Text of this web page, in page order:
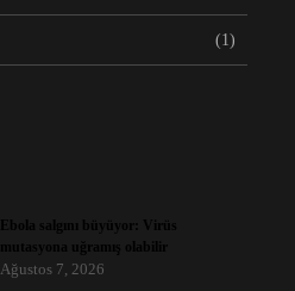
(1)
Ebola salgını büyüyor: Virüs
mutasyona uğramış olabilir
Ağustos 7, 2026